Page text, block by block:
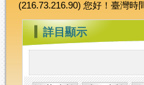
加
值
系
統
(216.73.216.90) 您好！臺灣時
::: 詳目顯示